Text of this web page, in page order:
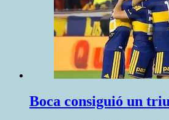
Boca consiguió un